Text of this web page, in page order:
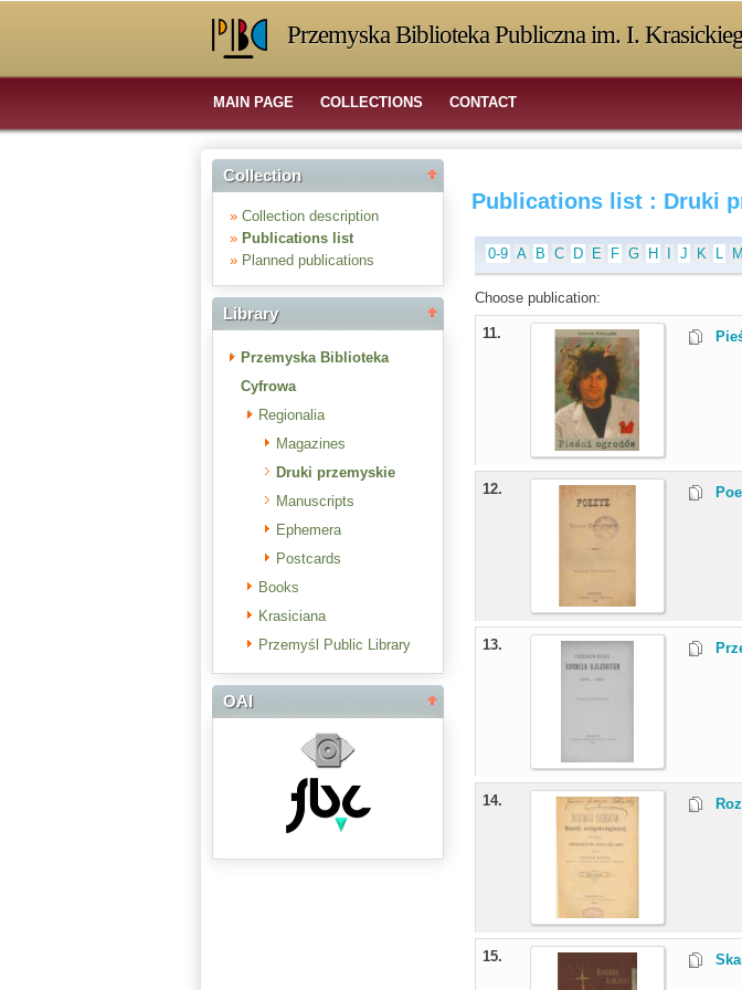
Przemyska Biblioteka Publiczna im. I.
MAIN PAGE COLLECTIONS CONTACT
Collection
» Collection description
» Publications list
» Planned publications
Library
Przemyska Biblioteka
Cyfrowa
Regionalia
Magazines
Druki przemyskie
Manuscripts
Ephemera
Postcards
Books
Krasiciana
Przemyśl Public Library
OAI
Publications list : Druki
0-9 A B C D E F G H J K L M
Choose publication:
11.
12.
13.
14.
15.